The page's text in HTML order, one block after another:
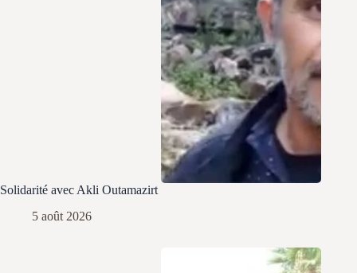
Solidarité avec Akli Outamazirt
5 août 2026